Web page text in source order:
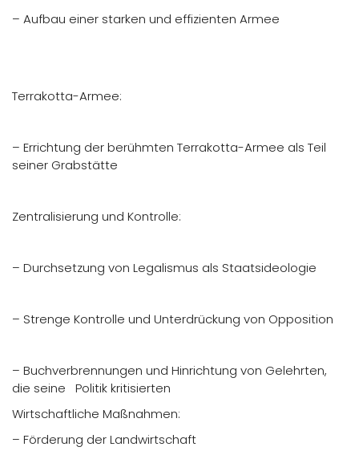
– Aufbau einer starken und effizienten Armee
Terrakotta-Armee:
– Errichtung der berühmten Terrakotta-Armee als Teil
seiner Grabstätte
Zentralisierung und Kontrolle:
– Durchsetzung von Legalismus als Staatsideologie
– Strenge Kontrolle und Unterdrückung von Opposition
– Buchverbrennungen und Hinrichtung von Gelehrten,
die seine Politik kritisierten
Wirtschaftliche Maßnahmen:
– Förderung der Landwirtschaft